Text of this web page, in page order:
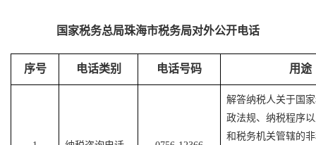
国家税务总局珠海市税务局对外公开电话
序号 电话类别 电话号码 用途
解答纳税人关于国
政法规、纳税程序
和税务机关管辖的